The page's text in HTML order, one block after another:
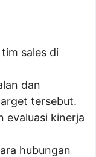
sales di
dan
tersebut.
evaluasi kinerja
hubungan